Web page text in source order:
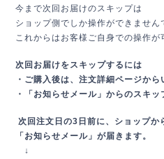
今まで次回お届けのスキップは
ショップ側でしか操作ができません
これからはお客様ご自身での操作が
次回お届けをスキップするには
・ご購入後は、注文詳細ページから
・「お知らせメール」からのスキッ
次回注文日の3日前に、ショップか
「お知らせメール」が届きます。
↓